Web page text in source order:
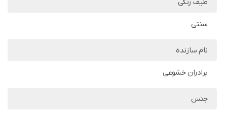
طیف رنگی
سنتی
نام سازنده
برادران خشوعی
جنس